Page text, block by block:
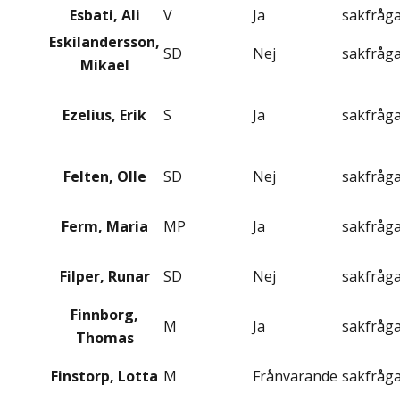
Esbati, Ali
V Ja
Eskilandersson,
Mikael
SD Nej
Ezelius, Erik S Ja
Felten, Olle SD Nej
Ferm, Maria MP Ja
Filper, Runar SD Nej
Finnborg,
Thomas
M Ja
Finstorp, Lotta M Frånvarande